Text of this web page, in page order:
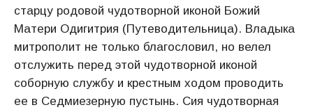
старцу родовой чудотворной иконой Божий
Матери Одигитрия (Путеводительница). Владыка
митрополит не только благословил, но велел
отслужить перед этой чудотворной иконой
соборную службу и крестным ходом проводить
ее в Седмиезерную пустынь. Сия чудотворная